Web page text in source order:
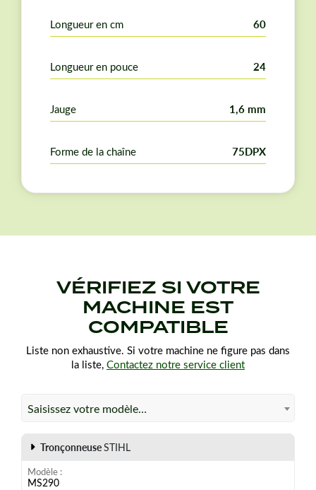
Longueur en cm 60
Longueur en pouce 24
Jauge 1,6 mm
Forme de la chaîne 75DPX
VÉRIFIEZ SI VOTRE
MACHINE EST
COMPATIBLE
Liste non exhaustive. Si votre machine ne figure pas dans
la liste, Contactez notre service client
Saisissez votre modèle…
TronçonneuseSTIHL
Modèle
MS290